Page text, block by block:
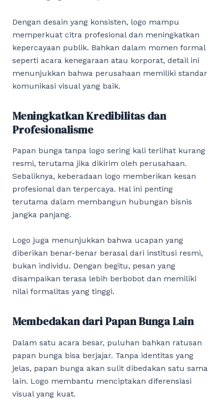
Dengan desain yang konsisten, logo mampu
memperkuat citra profesional dan meningkatkan
kepercayaan publik. Bahkan dalam momen formal
seperti acara kenegaraan atau korporat, detail ini
menunjukkan bahwa perusahaan memiliki standar
komunikasi visual yang baik.
Meningkatkan Kredibilitas dan
Profesionalisme
Papan bunga tanpa logo sering kali terlihat kurang
resmi, terutama jika dikirim oleh perusahaan.
Sebaliknya, keberadaan logo memberikan kesan
profesional dan terpercaya. Hal ini penting
terutama dalam membangun hubungan bisnis
jangka panjang.
Logo juga menunjukkan bahwa ucapan yang
diberikan benar-benar berasal dari institusi resmi,
bukan individu. Dengan begitu, pesan yang
disampaikan terasa lebih berbobot dan memiliki
nilai formalitas yang tinggi.
Membedakan dari Papan Bunga Lain
Dalam satu acara besar, puluhan bahkan ratusan
papan bunga bisa berjajar. Tanpa identitas yang
jelas, papan bunga akan sulit dibedakan satu sama
lain. Logo membantu menciptakan diferensiasi
visual yang kuat.